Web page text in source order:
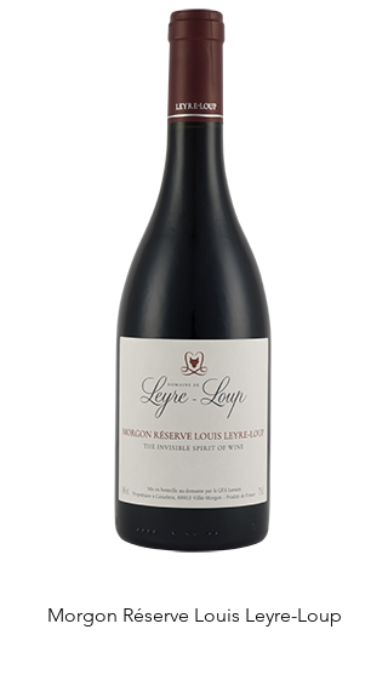
Morgon Réserve Louis Leyre-Loup